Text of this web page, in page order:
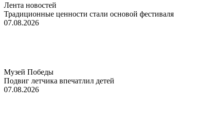
Лента новостей
Традиционные ценности стали основой фестиваля
07.08.2026
Музей Победы
Подвиг летчика впечатлил детей
07.08.2026